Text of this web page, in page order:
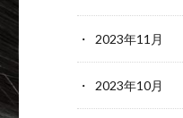
2023年11月
2023年10月